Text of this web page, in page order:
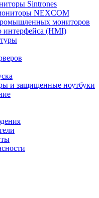
Sintrones
NEXCOM
мониторов
интерфейса (HMI)
и защищенные ноутбуки